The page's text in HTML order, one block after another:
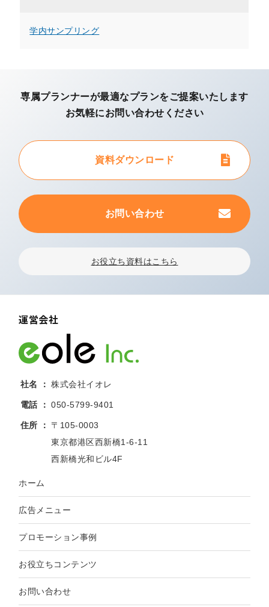
学内サンプリング
専属プランナーが最適なプランをご提案いたします
お気軽にお問い合わせください
資料ダウンロード
お問い合わせ
お役立ち資料はこちら
運営会社
社名 株式会社イオレ
電話 050-5799-9401
住所
〒105-0003
東京都港区西新橋1-6-11
西新橋光和ビル4F
ホーム
広告メニュー
プロモーション事例
お役立ちコンテンツ
お問い合わせ